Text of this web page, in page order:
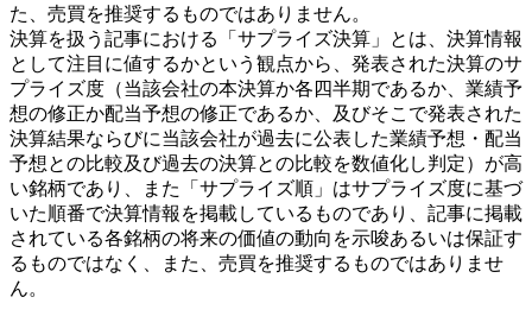
た、売買を推奨するものではありません。
決算を扱う記事における「サプライズ決算」とは、決算情報
として注目に値するかという観点から、発表された決算のサ
プライズ度（当該会社の本決算か各四半期であるか、業績予
想の修正か配当予想の修正であるか、及びそこで発表された
決算結果ならびに当該会社が過去に公表した業績予想・配当
予想との比較及び過去の決算との比較を数値化し判定）が高
い銘柄であり、また「サプライズ順」はサプライズ度に基づ
いた順番で決算情報を掲載しているものであり、記事に掲載
されている各銘柄の将来の価値の動向を示唆あるいは保証す
るものではなく、また、売買を推奨するものではありませ
ん。